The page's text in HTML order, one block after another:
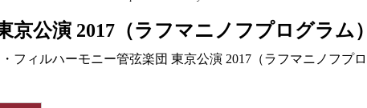
公演 2017（ラフマニノフプログラム
フィルハーモニー管弦楽団 東京公演 2017（ラフマニノフ